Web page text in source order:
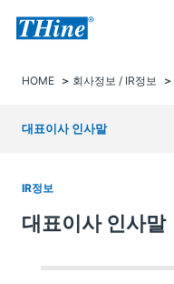
HOME 회사정보 / IR정보
대표이사 인사말
IR정보
대표이사 인사말